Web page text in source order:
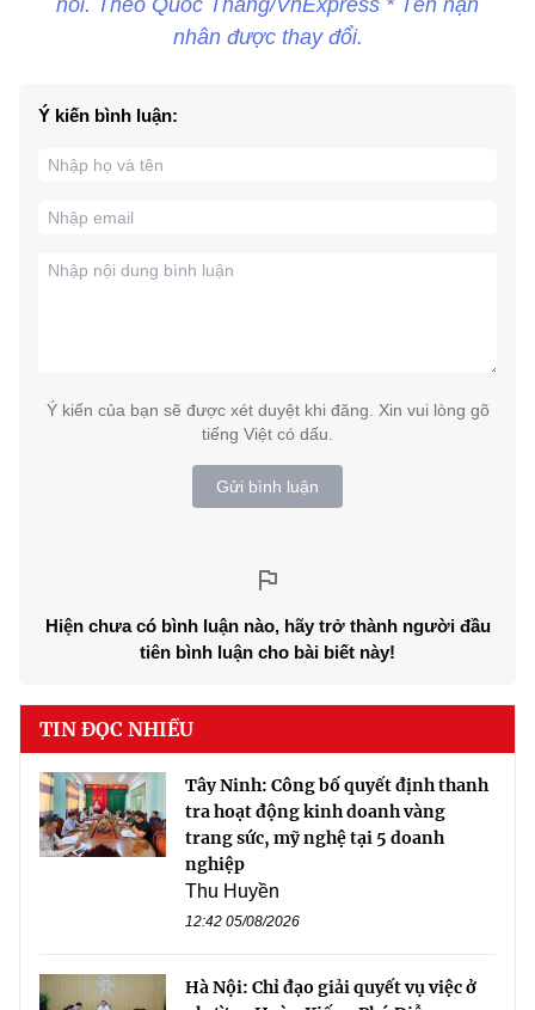
nói. Theo Quốc Thắng/VnExpress * Tên nạn
nhân được thay đổi.
Ý kiến bình luận:
Ý kiến của bạn sẽ được xét duyệt khi đăng. Xin vui lòng gõ
tiếng Việt có dấu.
Gửi bình luận
Hiện chưa có bình luận nào, hãy trở thành người đầu
tiên bình luận cho bài biết này!
TIN ĐỌC NHIỀU
Tây Ninh: Công bố quyết định thanh
tra hoạt động kinh doanh vàng
trang sức, mỹ nghệ tại 5 doanh
nghiệp
Thu Huyền
12:42 05/08/2026
Hà Nội: Chỉ đạo giải quyết vụ việc ở